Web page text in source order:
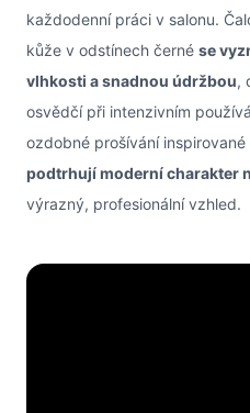
každodenní práci v salonu.
kůže v odstínech černé se
vlhkosti a snadnou údržbou,
osvědčí při intenzivním
ozdobné prošívání
podtrhují moderní charakter
výrazný, profesionální vzhled.